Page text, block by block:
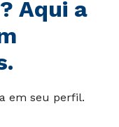
Aqui a
em seu perfil.